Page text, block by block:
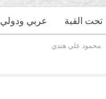
عربي ودولي تحت القبة
محمود علي هندي